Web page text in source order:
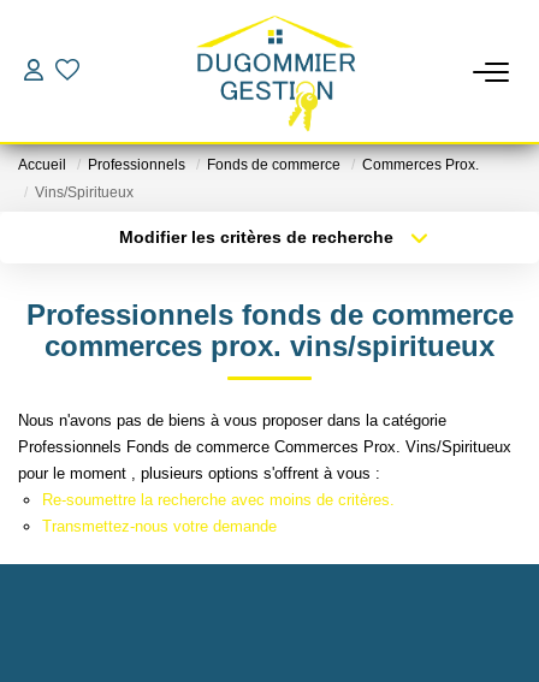
LOCATIONS
CHANGER DE GESTIONNAIRE
L'AGENCE
CONTACT
Accueil Professionnels Fonds de commerce
Commerces Prox.
Vins/Spiritueux
Modifier les critères de recherche
Budget max
Professionnels fonds de commerce
commerces prox. vins/spiritueux
Nous n'avons pas de biens à vous proposer dans la catégorie
Professionnels Fonds de commerce Commerces Prox. Vins/Spiritueux
pour le moment , plusieurs options s'offrent à vous :
Re-soumettre la recherche avec moins de critères.
Transmettez-nous votre demande